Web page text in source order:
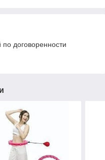
договоренности